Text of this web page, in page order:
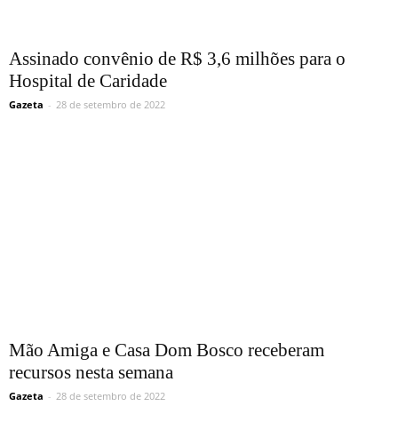
Assinado convênio de R$ 3,6 milhões para o
Hospital de Caridade
Gazeta - 28 de setembro de 2022
Mão Amiga e Casa Dom Bosco receberam
recursos nesta semana
Gazeta - 28 de setembro de 2022